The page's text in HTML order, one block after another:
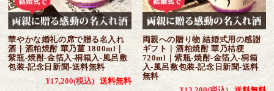
華やかな婚礼の席で贈る名入れ
酒｜酒粕焼酎 華乃菫 1800ml｜
紫瓶-焼酎-金箔入-桐箱入-風呂敷
包装-記念日新聞-送料無料
¥17,200(税込) 送料無料
両親への贈り物 結婚式用の感謝
ギフト｜酒粕焼酎 華乃桔梗
720ml｜紫瓶-焼酎-金箔入-桐箱
入-風呂敷包装-記念日新聞-送料
無料